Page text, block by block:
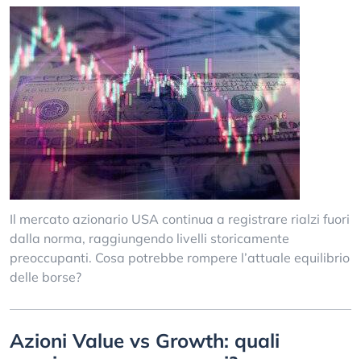
Il mercato azionario USA continua a registrare rialzi fuori
dalla norma, raggiungendo livelli storicamente
preoccupanti. Cosa potrebbe rompere l’attuale equilibrio
delle borse?
Azioni Value vs Growth: quali